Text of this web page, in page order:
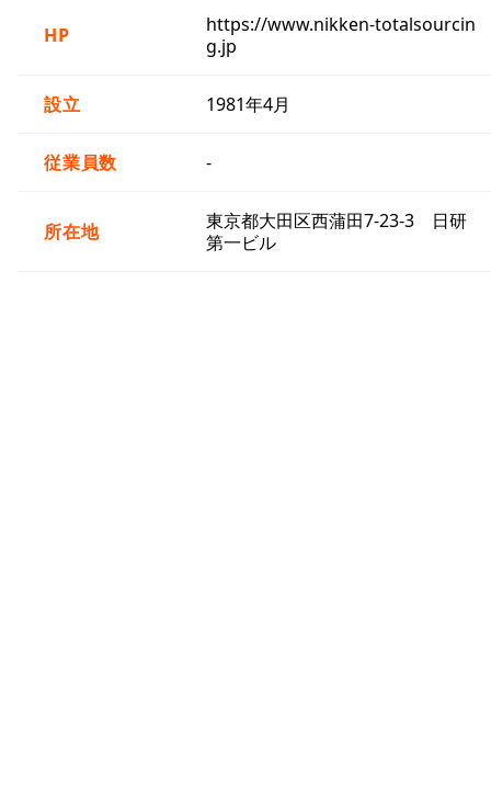
HP
https://www.nikken-totalsourcin
g.jp
設立 1981年4月
従業員数 -
所在地
東京都大田区西蒲田7-23-3 日研
第一ビル